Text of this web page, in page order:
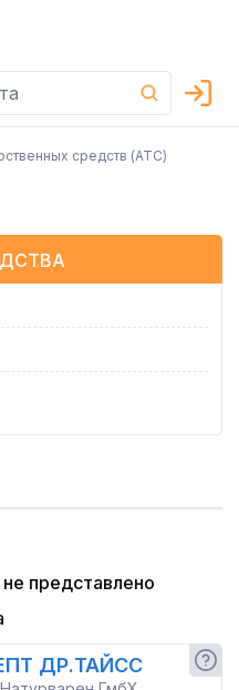
средств (АТC)
представлено
ДР.ТАЙСС